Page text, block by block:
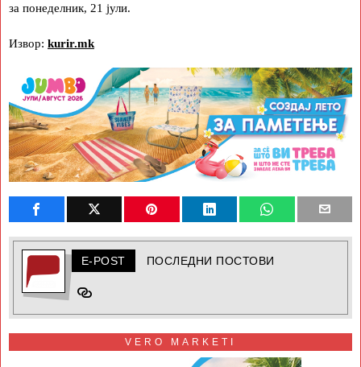
за понеделник, 21 јули.
Извор: kurir.mk
E-POST ПОСЛЕДНИ ПОСТОВИ
VERO MARKETI